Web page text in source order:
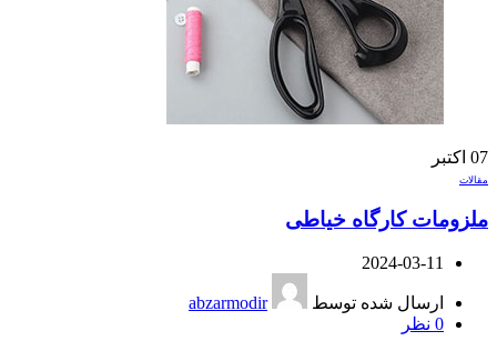
07 اکتبر
مقالات
ملزومات کارگاه خیاطی
2024-03-11
ارسال شده توسط
abzarmodir
0 نظر